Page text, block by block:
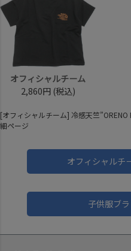
オフィシャルチーム
2,860円 (税込)
[オフィシャルチーム] 冷感天竺
細ページ
オフィシャルチ
子供服ブ